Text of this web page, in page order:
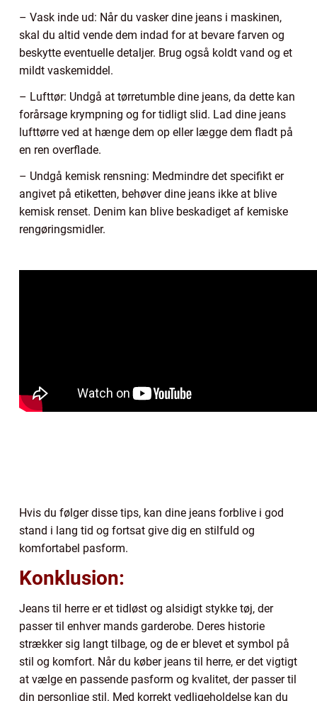
– Vask inde ud: Når du vasker dine jeans i maskinen,
skal du altid vende dem indad for at bevare farven og
beskytte eventuelle detaljer. Brug også koldt vand og et
mildt vaskemiddel.
– Lufttør: Undgå at tørretumble dine jeans, da dette kan
forårsage krympning og for tidligt slid. Lad dine jeans
lufttørre ved at hænge dem op eller lægge dem fladt på
en ren overflade.
– Undgå kemisk rensning: Medmindre det specifikt er
angivet på etiketten, behøver dine jeans ikke at blive
kemisk renset. Denim kan blive beskadiget af kemiske
rengøringsmidler.
Hvis du følger disse tips, kan dine jeans forblive i god
stand i lang tid og fortsat give dig en stilfuld og
komfortabel pasform.
Konklusion:
Jeans til herre er et tidløst og alsidigt stykke tøj, der
passer til enhver mands garderobe. Deres historie
strækker sig langt tilbage, og de er blevet et symbol på
stil og komfort. Når du køber jeans til herre, er det vigtigt
at vælge en passende pasform og kvalitet, der passer til
din personlige stil. Med korrekt vedligeholdelse kan du